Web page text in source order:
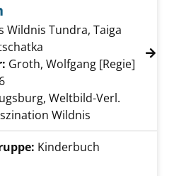
von Sibirien anzeigen
Wildnis Tundra, Taiga
Groth, Wolfgang [Regie]
Weltbild-Verl.
Wildnis
Kinderbuch